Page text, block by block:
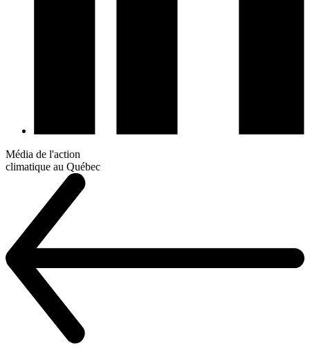
Média de l'action
climatique au Québec